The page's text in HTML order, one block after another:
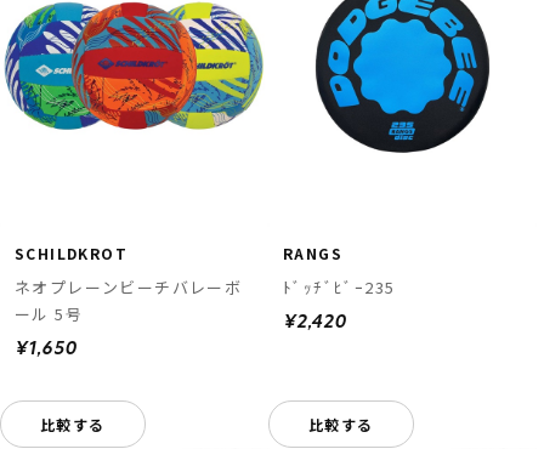
SCHILDKROT
ネオプレーンビーチバレーボ
ール 5号
¥1,650
比較する
RANGS
ﾄﾞｯﾁﾞﾋﾞｰ235
¥2,420
比較する